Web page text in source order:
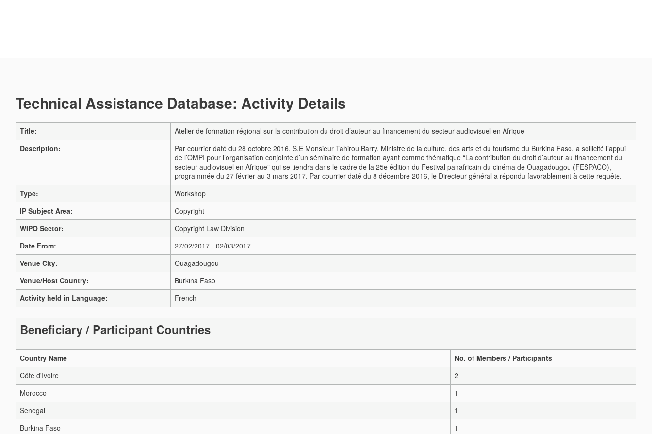
Technical Assistance Database: Activity Details
Title:
Atelier de formation régional sur la contribution du droit d’auteur au financement du secteur audiovisuel en Afrique
Description:
Par courrier daté du 28 octobre 2016, S.E Monsieur Tahirou Barry, Ministre de la culture, des arts et du tourisme du Burkina Faso, a sollicité l’appui
de l’OMPI pour l’organisation conjointe d’un séminaire de formation ayant comme thématique “La contribution du droit d’auteur au financement du
secteur audiovisuel en Afrique” qui se tiendra dans le cadre de la 25e édition du Festival panafricain du cinéma de Ouagadougou (FESPACO),
programmée du 27 février au 3 mars 2017. Par courrier daté du 8 décembre 2016, le Directeur général a répondu favorablement à cette requête.
Type:
Workshop
IP Subject Area:
Copyright
WIPO Sector:
Copyright Law Division
Date From:
27/02/2017 - 02/03/2017
Venue City:
Ouagadougou
Venue/Host Country:
Burkina Faso
Activity held in Language:
French
Beneficiary / Participant Countries
Country Name
No. of Members / Participants
Côte d'Ivoire
2
Morocco
1
Senegal
1
Burkina Faso
1